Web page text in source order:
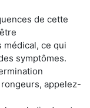
de cette
ce qui
symptômes.
appelez-